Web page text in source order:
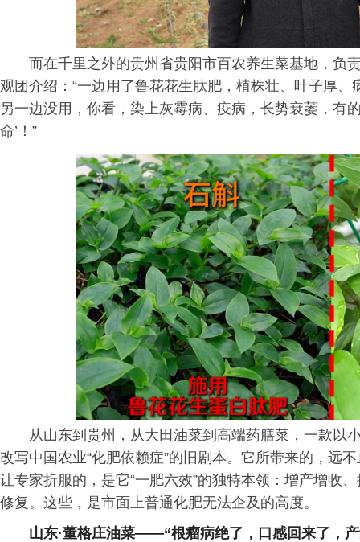
而在千里之外的贵州省贵阳市百农养生菜基地，负
观团介绍：“一边用了鲁花花生肽肥，植株壮、叶子厚
另一边没用，你看，染上灰霉病、疫病，长势衰萎，有
命’！”
从山东到贵州，从大田油菜到高端药膳菜，一款以
改写中国农业“化肥依赖症”的旧剧本。它所带来的，
让专家折服的，是它“一肥六效”的独特本领：增产增收
修复。这些，是市面上普通化肥无法企及的高度。
山东·董格庄油菜——“根瘤病绝了，口感回来了，